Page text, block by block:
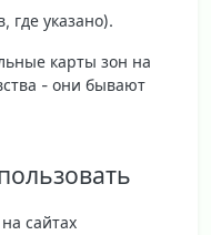
где указано).
карты зон на
- они бывают
сайтах